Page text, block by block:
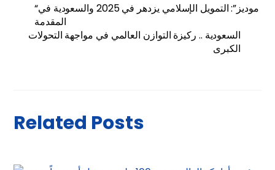
“موديز”: التمويل الإسلامي يزدهر في 2025 والسعودية في
المقدمة
السعودية .. ركيزة التوازن العالمي في مواجهة التحولات
الكبرى
Related Posts